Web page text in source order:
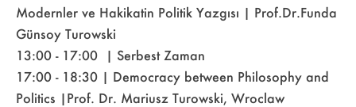
Modernler ve Hakikatin Politik Yazgısı | Prof.Dr.Funda
Günsoy Turowski
13:00 - 17:00 | Serbest Zaman
17:00 - 18:30 | Democracy between Philosophy and
Politics |Prof. Dr. Mariusz Turowski, Wroclaw